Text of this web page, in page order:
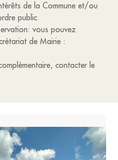
de la Commune et/ou
public.
vous pouvez
de Mairie :
contacter le